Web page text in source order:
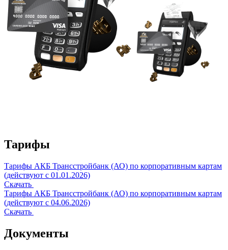
Тарифы
Тарифы АКБ Трансстройбанк (АО) по корпоративным картам
(действуют с 01.01.2026)
Скачать
Тарифы АКБ Трансстройбанк (АО) по корпоративным картам
(действуют с 04.06.2026)
Скачать
Документы